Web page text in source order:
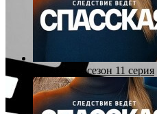
Спасская 3 сезон 11 серия